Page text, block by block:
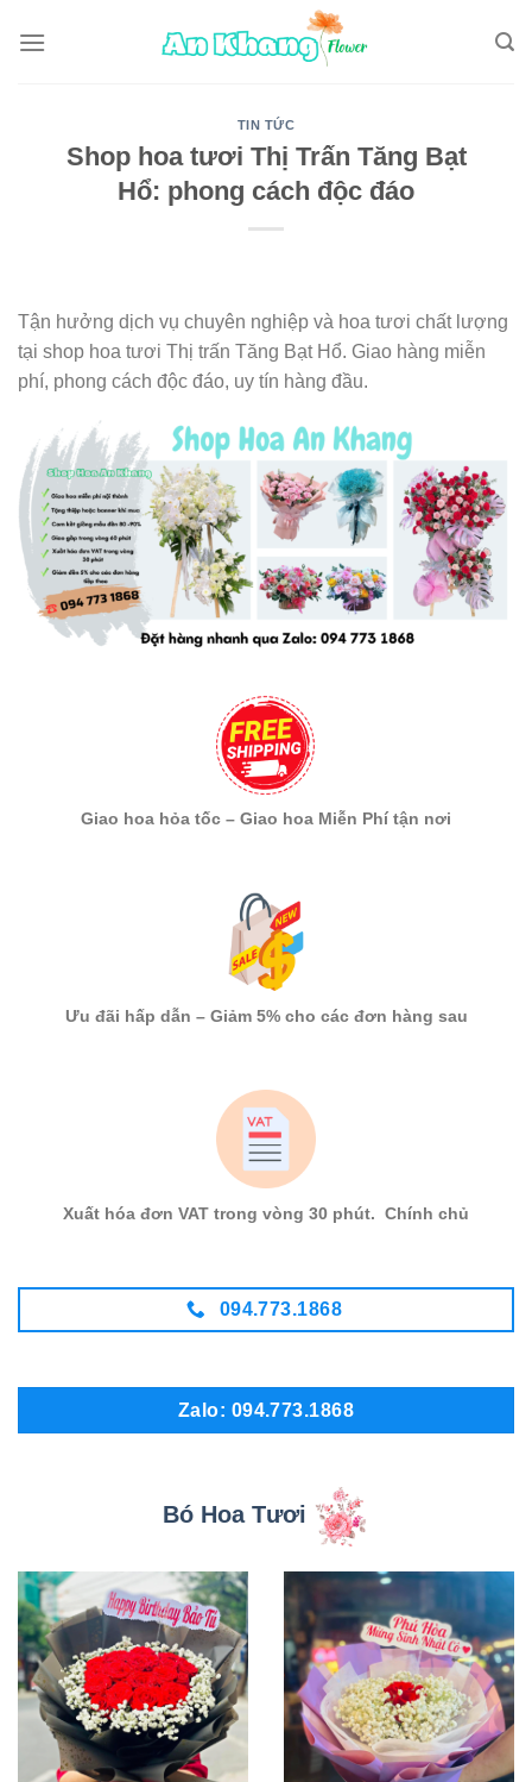
TIN TỨC
Shop hoa tươi Thị Trấn Tăng Bạt
Hổ: phong cách độc đáo
Tận hưởng dịch vụ chuyên nghiệp và hoa tươi chất lượng
tại shop hoa tươi Thị trấn Tăng Bạt Hổ. Giao hàng miễn
phí, phong cách độc đáo, uy tín hàng đầu.
Giao hoa hỏa tốc – Giao hoa Miễn Phí tận nơi
Ưu đãi hấp dẫn – Giảm 5% cho các đơn hàng sau
Xuất hóa đơn VAT trong vòng 30 phút. Chính chủ
094.773.1868
Zalo: 094.773.1868
Bó Hoa Tươi